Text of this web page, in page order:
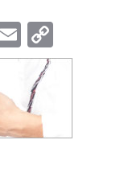
H
E
m
ail
o
Li